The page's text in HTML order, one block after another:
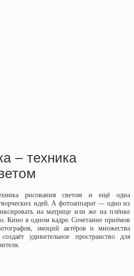
– техника
рисования светом и ещё одна
идей. А фотоаппарат — одно из
на матрице или же на плёнке
Кино в одном кадре. Сочетание приёмов
эмоций актёров и множества
удивительное пространство для